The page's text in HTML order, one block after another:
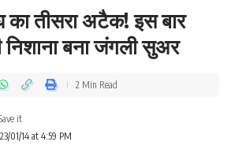
का तीसरा अटैक! इस बार
बना जंगली सुअर
01/14 at 4:59 PM
2 Min Read